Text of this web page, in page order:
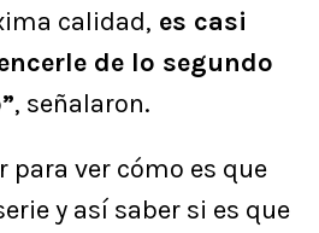
calidad, es casi
de lo segundo
, señalaron.
para ver cómo es que
y así saber si es que